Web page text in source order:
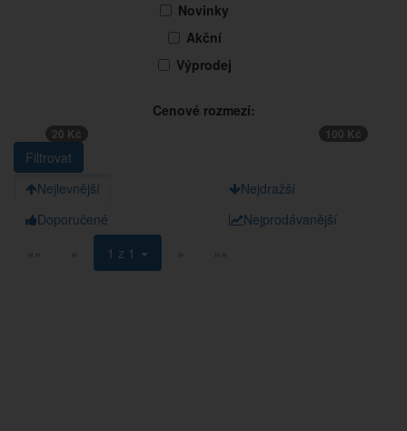
Novinky
Akční
Výprodej
Cenové rozmezí:
20 Kč 100 Kč
Nejlevnější
Nejdražší
Doporučené
Nejprodávanější
««
« 1 z 1 » »»